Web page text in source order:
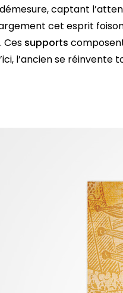
captant
cet esprit
Ces supports
l’ancien se réinvente